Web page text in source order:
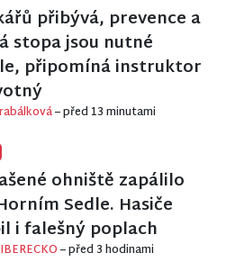
přibývá, prevence a
stopa jsou nutné
připomíná instruktor
– před 13 minutami
ohniště zapálilo
Sedle. Hasiče
i falešný poplach
– před 3 hodinami